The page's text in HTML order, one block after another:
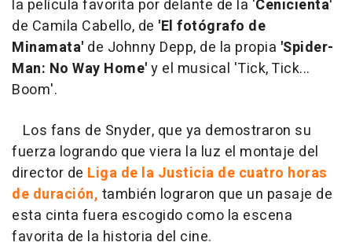
la película favorita por delante de la 'Cenicienta'
de Camila Cabello, de 'El fotógrafo de
Minamata' de Johnny Depp, de la propia 'Spider-
Man: No Way Home'y el musical 'Tick, Tick...
Boom'.
Los fans de Snyder, que ya demostraron su
fuerza logrando que viera la luz el montaje del
director de Liga de la Justicia de cuatro horas
de duración, también lograron que un pasaje de
esta cinta fuera escogido como la escena
favorita de la historia del cine.